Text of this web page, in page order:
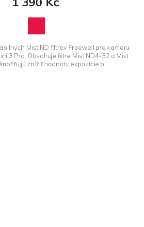
Mist ND filtrov Freewell pre kameru
3 Pro. Obsahuje filtre Mist ND4-32 a Mist
znížiť hodnotu expozície o...